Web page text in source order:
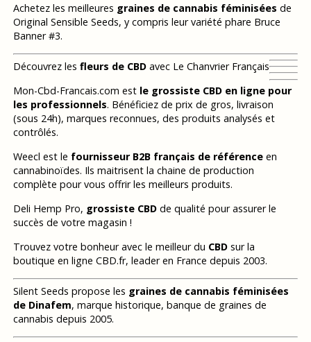
Achetez les meilleures graines de cannabis féminisées de
Original Sensible Seeds, y compris leur variété phare Bruce
Banner #3.
Découvrez les fleurs de CBDavec Le Chanvrier Français
Mon-Cbd-Francais.com est le grossiste CBD en ligne pour
les professionnels. Bénéficiez de prix de gros, livraison
(sous 24h), marques reconnues, des produits analysés et
contrôlés.
Weecl est le fournisseur B2B français de référenceen
cannabinoïdes. Ils maitrisent la chaine de production
complète pour vous offrir les meilleurs produits.
Deli Hemp Pro, grossiste CBDde qualité pour assurer le
succès de votre magasin !
Trouvez votre bonheur avec le meilleur du CBDsur la
boutique en ligne CBD.fr, leader en France depuis 2003.
Silent Seeds propose les graines de cannabis féminisées
de Dinafem, marque historique, banque de graines de
cannabis depuis 2005.